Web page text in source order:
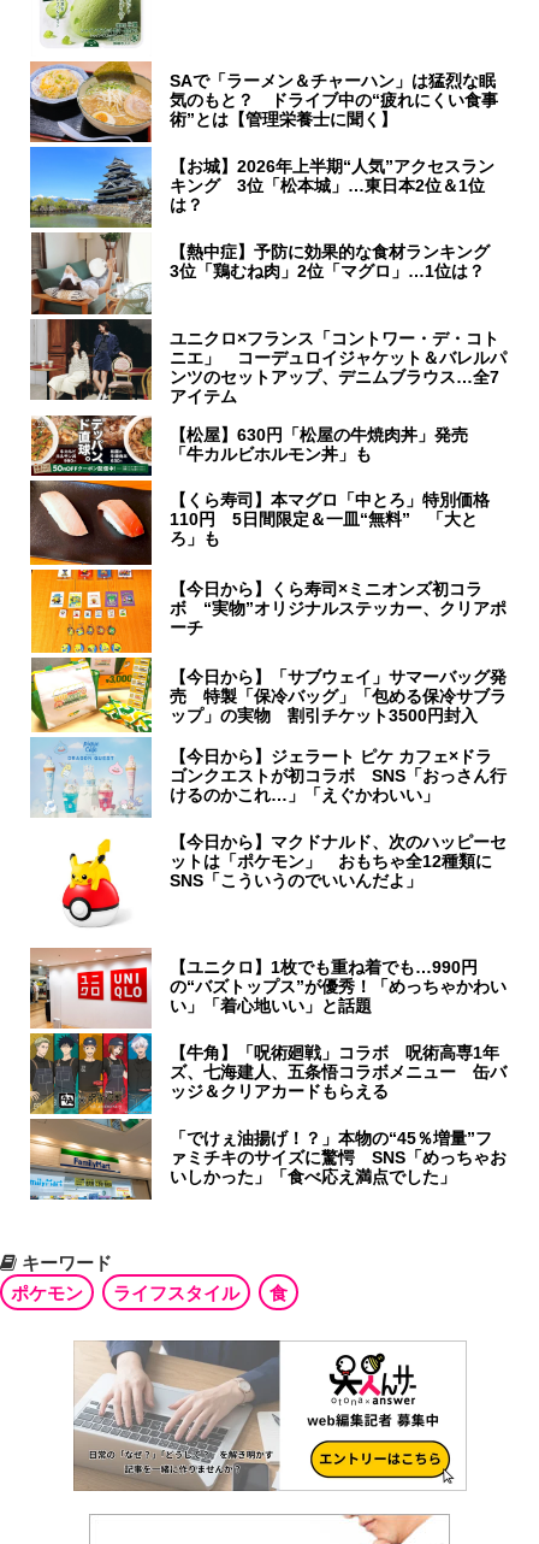
SAで「ラーメン＆チャーハン」は猛烈な眠
気のもと？ ドライブ中の“疲れにくい食事
術”とは【管理栄養士に聞く】
【お城】2026年上半期“人気”アクセスラン
キング 3位「松本城」…東日本2位＆1位
は？
【熱中症】予防に効果的な食材ランキング
3位「鶏むね肉」2位「マグロ」…1位は？
ユニクロ×フランス「コントワー・デ・コト
ニエ」 コーデュロイジャケット＆バレルパ
ンツのセットアップ、デニムブラウス…全7
アイテム
【松屋】630円「松屋の牛焼肉丼」発売
「牛カルビホルモン丼」も
【くら寿司】本マグロ「中とろ」特別価格
110円 5日間限定＆一皿“無料” 「大と
ろ」も
【今日から】くら寿司×ミニオンズ初コラ
ボ “実物”オリジナルステッカー、クリアポ
ーチ
【今日から】「サブウェイ」サマーバッグ発
売 特製「保冷バッグ」「包める保冷サブラ
ップ」の実物 割引チケット3500円封入
【今日から】ジェラート ピケ カフェ×ドラ
ゴンクエストが初コラボ SNS「おっさん行
けるのかこれ…」「えぐかわいい」
【今日から】マクドナルド、次のハッピーセ
ットは「ポケモン」 おもちゃ全12種類に
SNS「こういうのでいいんだよ」
【ユニクロ】1枚でも重ね着でも…990円
の“バズトップス”が優秀！「めっちゃかわい
い」「着心地いい」と話題
【牛角】「呪術廻戦」コラボ 呪術高専1年
ズ、七海建人、五条悟コラボメニュー 缶バ
ッジ＆クリアカードもらえる
「でけぇ油揚げ！？」本物の“45％増量”フ
ァミチキのサイズに驚愕 SNS「めっちゃお
いしかった」「食べ応え満点でした」
キーワード
ポケモン
ライフスタイル 食